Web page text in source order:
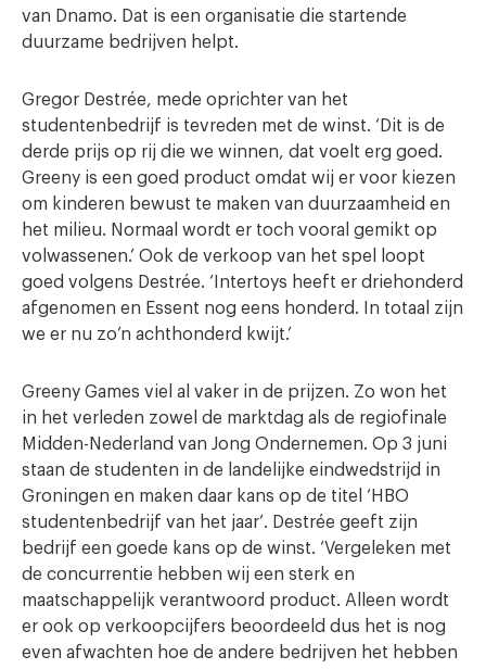
van Dnamo. Dat is een organisatie die startende
duurzame bedrijven helpt.
Gregor Destrée, mede oprichter van het
studentenbedrijf is tevreden met de winst. ‘Dit is de
derde prijs op rij die we winnen, dat voelt erg goed.
Greeny is een goed product omdat wij er voor kiezen
om kinderen bewust te maken van duurzaamheid en
het milieu. Normaal wordt er toch vooral gemikt op
volwassenen.’ Ook de verkoop van het spel loopt
goed volgens Destrée. ‘Intertoys heeft er driehonderd
afgenomen en Essent nog eens honderd. In totaal zijn
we er nu zo’n achthonderd kwijt.’
Greeny Games viel al vaker in de prijzen. Zo won het
in het verleden zowel de marktdag als de regiofinale
Midden-Nederland van Jong Ondernemen. Op 3 juni
staan de studenten in de landelijke eindwedstrijd in
Groningen en maken daar kans op de titel ‘HBO
studentenbedrijf van het jaar’. Destrée geeft zijn
bedrijf een goede kans op de winst. ‘Vergeleken met
de concurrentie hebben wij een sterk en
maatschappelijk verantwoord product. Alleen wordt
er ook op verkoopcijfers beoordeeld dus het is nog
even afwachten hoe de andere bedrijven het hebben